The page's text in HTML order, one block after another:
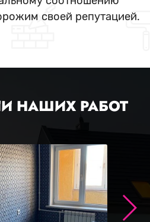
своей репутацией.
НАШИХ РАБОТ